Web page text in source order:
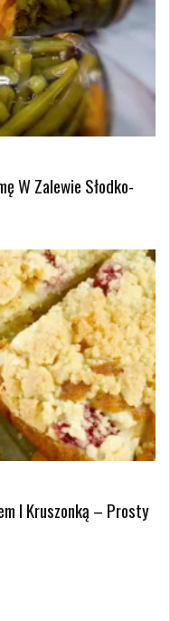
W Zalewie Słodko-
I Kruszonką – Prosty